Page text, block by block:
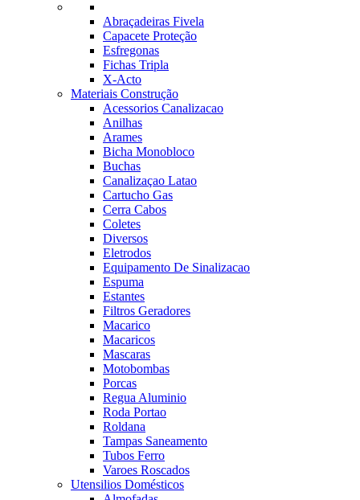
Abraçadeiras Fivela
Capacete Proteção
Esfregonas
Fichas Tripla
X-Acto
Materiais Construção
Acessorios Canalizacao
Anilhas
Arames
Bicha Monobloco
Buchas
Canalizaçao Latao
Cartucho Gas
Cerra Cabos
Coletes
Diversos
Eletrodos
Equipamento De Sinalizacao
Espuma
Estantes
Filtros Geradores
Macarico
Macaricos
Mascaras
Motobombas
Porcas
Regua Aluminio
Roda Portao
Roldana
Tampas Saneamento
Tubos Ferro
Varoes Roscados
Utensilios Domésticos